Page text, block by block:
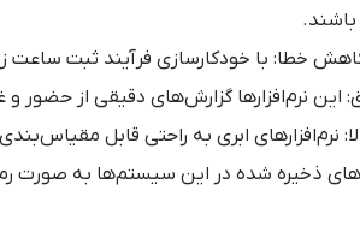
خطا: با خودکارسازی فرآیند ثبت ساعت
این نرم‌افزارها گزارش‌های دقیقی از حضور
نرم‌افزارهای ابری به راحتی قابل
ذخیره شده در این سیستم‌ها به صورت